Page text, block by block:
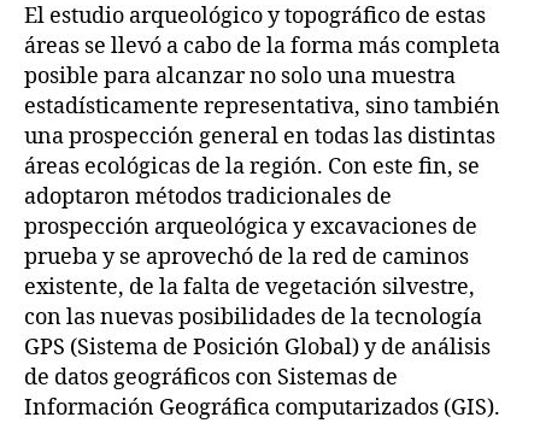
El estudio arqueológico y topográfico de estas
áreas se llevó a cabo de la forma más completa
posible para alcanzar no solo una muestra
estadísticamente representativa, sino también
una prospección general en todas las distintas
áreas ecológicas de la región. Con este fin, se
adoptaron métodos tradicionales de
prospección arqueológica y excavaciones de
prueba y se aprovechó de la red de caminos
existente, de la falta de vegetación silvestre,
con las nuevas posibilidades de la tecnología
GPS (Sistema de Posición Global) y de análisis
de datos geográficos con Sistemas de
Información Geográfica computarizados (GIS).